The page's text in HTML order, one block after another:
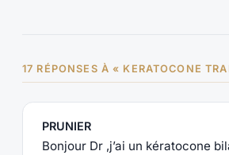
17 RÉPONSES À « KERATOCONE
PRUNIER
Bonjour Dr ,j’ai un kératocone